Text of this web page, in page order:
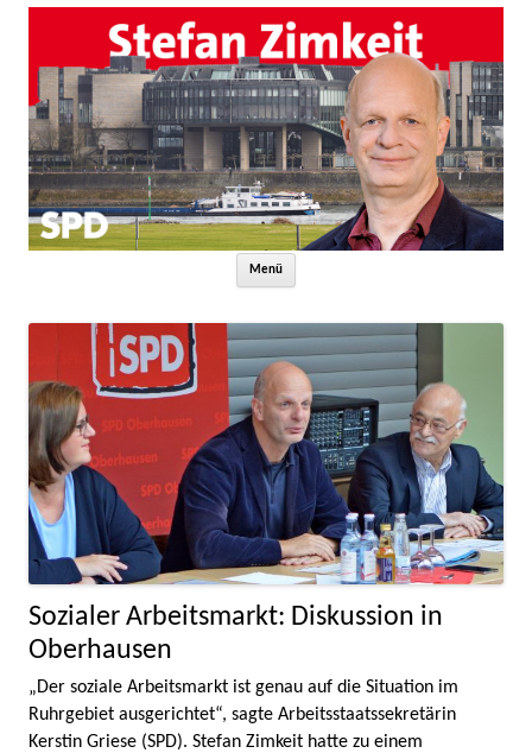
Menü
Sozialer Arbeitsmarkt: Diskussion in
Oberhausen
„Der soziale Arbeitsmarkt ist genau auf die Situation im
Ruhrgebiet ausgerichtet“, sagte Arbeitsstaatssekretärin
Kerstin Griese (SPD). Stefan Zimkeit hatte zu einem